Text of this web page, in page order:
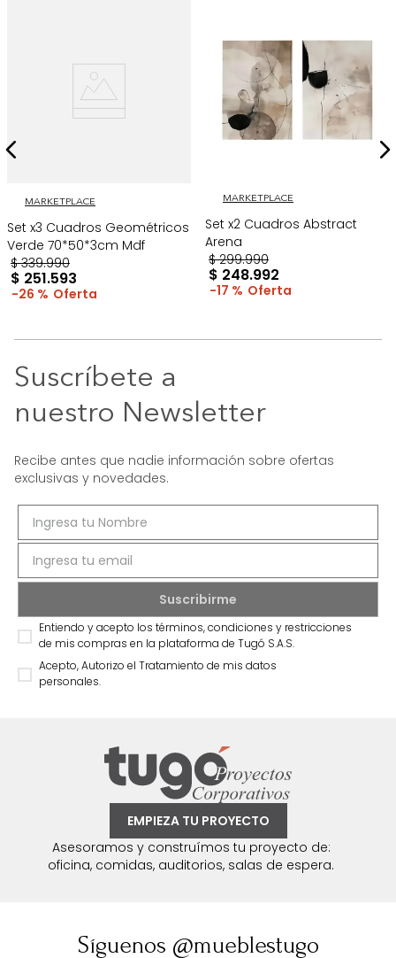
MARKETPLACE
Set x3 Cuadros Geométricos
Verde 70*50*3cm Mdf
$ 339.990
$ 251.593
26 %
MARKETPLACE
Set x2 Cuadros Abstract
Arena
$ 299.990
$ 248.992
17 %
Suscríbete a
nuestro Newsletter
Recibe antes que nadie información sobre ofertas
exclusivas y novedades.
Entiendo y acepto los términos, condiciones y restricciones
de mis compras en la plataforma de Tugó S.A.S.
Acepto, Autorizo el Tratamiento de mis datos
personales.
EMPIEZA TU PROYECTO
Asesoramos y construímos tu proyecto de:
oficina, comidas, auditorios, salas de espera.
Síguenos @mueblestugo